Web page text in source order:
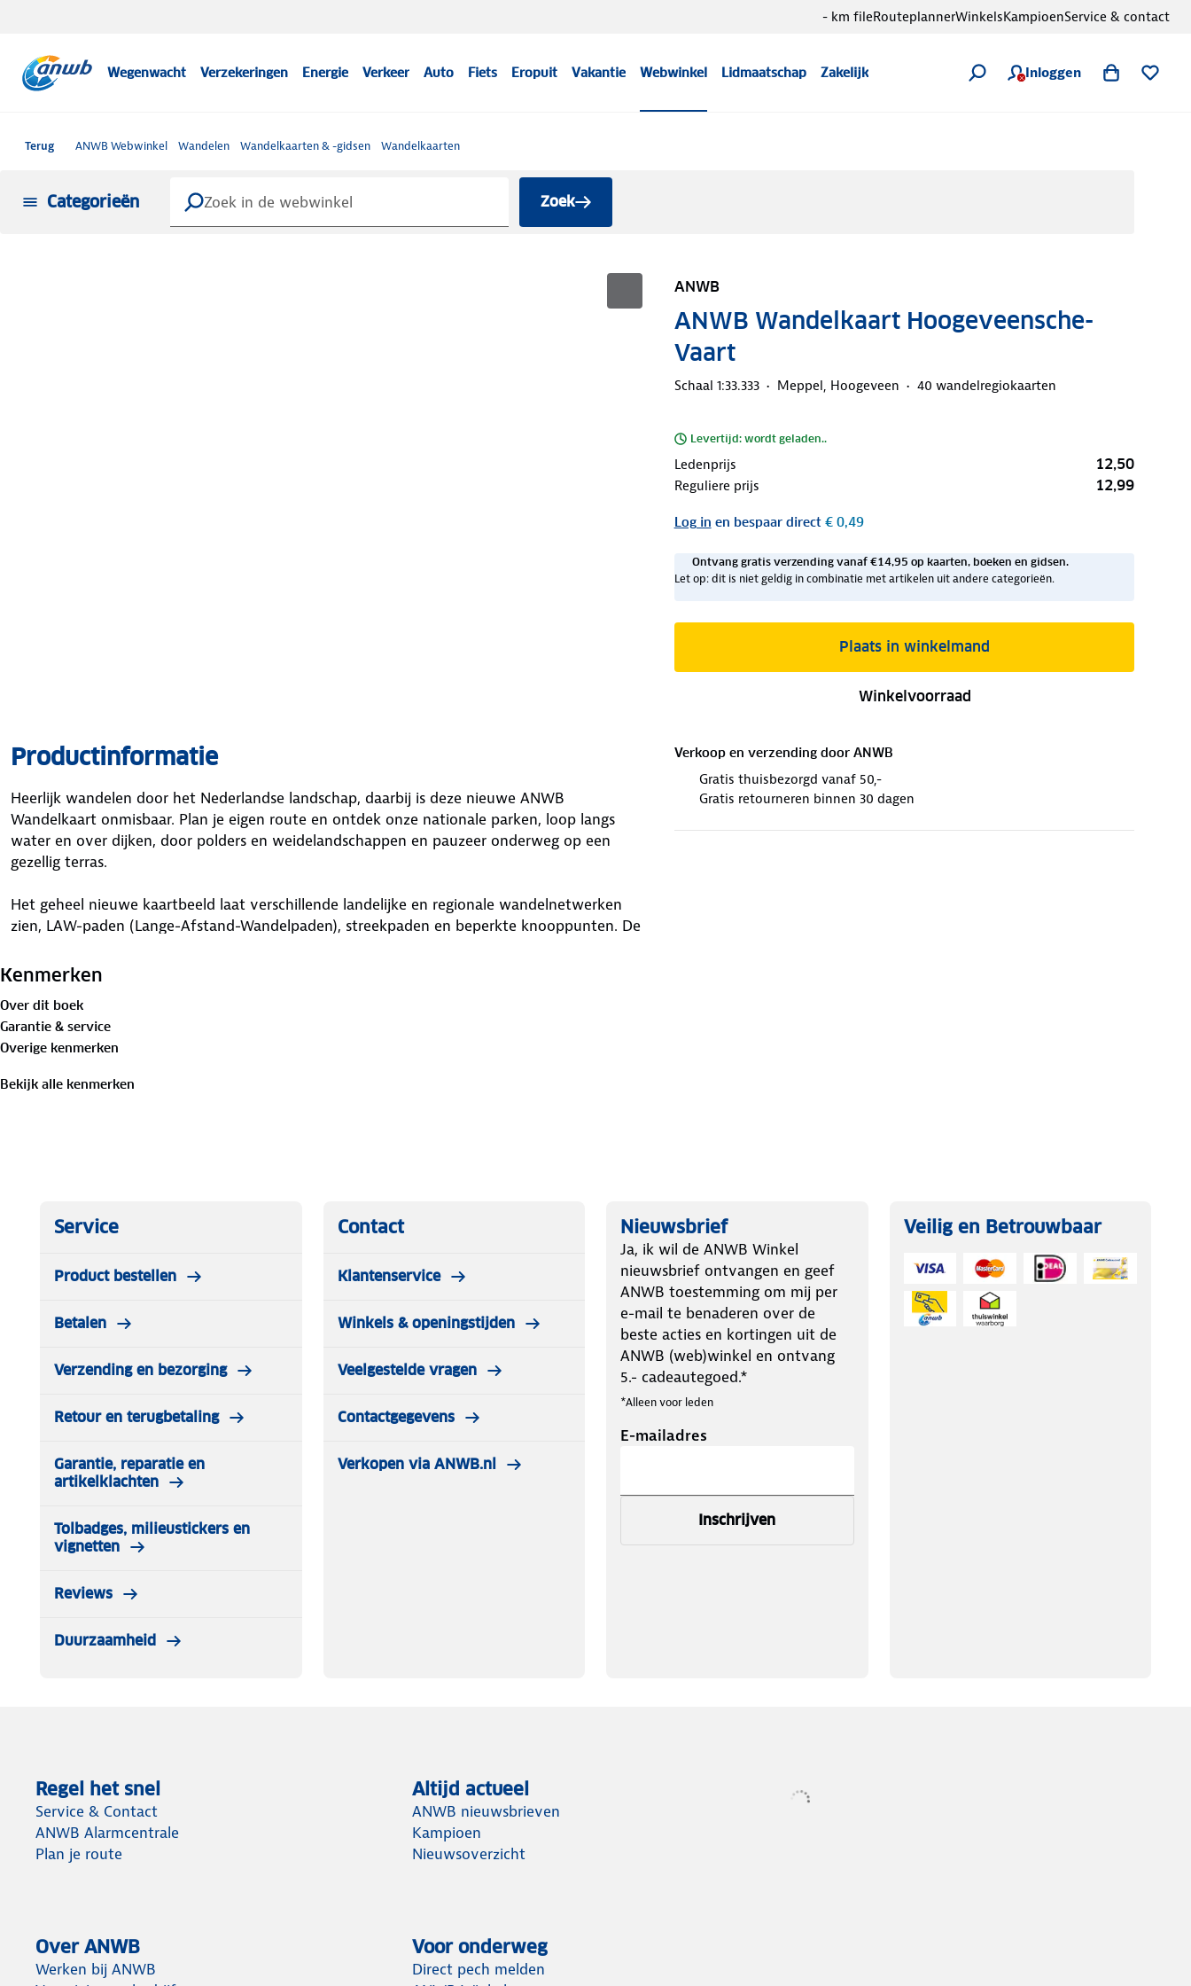
Wegenwacht Verzekeringen Energie Verkeer Auto Fiets Eropuit Vakantie Webwinkel Lidmaatschap Zakelijk Inloggen
- km fileRouteplannerWinkelsKampioenService & contact
Terug ANWB Webwinkel Wandelen Wandelkaarten & -gidsen Wandelkaarten
Categorieën Zoek
ANWB
ANWB Wandelkaart Hoogeveensche-
Vaart
Schaal 1:33.333 Meppel, Hoogeveen 40 wandelregiokaarten
Levertijd: wordt geladen..
Ledenprijs 12,50
Reguliere prijs 12,99
Log in en bespaar direct€ 0,49
Ontvang gratis verzending vanaf €14,95 op kaarten, boeken en gidsen.
Let op: dit is niet geldig in combinatie met artikelen uit andere categorieën.
Plaats in winkelmand
Winkelvoorraad
Verkoop en verzending door ANWB
Gratis thuisbezorgd vanaf 50,-
Gratis retourneren binnen 30 dagen
Productinformatie
Heerlijk wandelen door het Nederlandse landschap, daarbij is deze nieuwe ANWB
Wandelkaart onmisbaar. Plan je eigen route en ontdek onze nationale parken, loop langs
water en over dijken, door polders en weidelandschappen en pauzeer onderweg op een
gezellig terras.
Het geheel nieuwe kaartbeeld laat verschillende landelijke en regionale wandelnetwerken
zien, LAW-paden (Lange-Afstand-Wandelpaden), streekpaden en beperkte knooppunten. De
informatie. In totaal zijn er 40 wandelregiokaarten verkrijgbaar.
Kenmerken
Over dit boek
Garantie & service
Overige kenmerken
Bekijk alle kenmerken
Service
Product bestellen
Betalen
Verzending en bezorging
Retour en terugbetaling
Garantie, reparatie en
artikelklachten
Tolbadges, milieustickers en
vignetten
Reviews
Duurzaamheid
Contact
Klantenservice
Winkels & openingstijden
Veelgestelde vragen
Contactgegevens
Verkopen via ANWB.nl
Nieuwsbrief
Ja, ik wil de ANWB Winkel
nieuwsbrief ontvangen en geef
ANWB toestemming om mij per
e-mail te benaderen over de
beste acties en kortingen uit de
ANWB (web)winkel en ontvang
5.- cadeautegoed.*
*Alleen voor leden
E-mailadres
Inschrijven
Veilig en Betrouwbaar
Regel het snel
Service & Contact
ANWB Alarmcentrale
Plan je route
Altijd actueel
ANWB nieuwsbrieven
Kampioen
Nieuwsoverzicht
Over ANWB
Werken bij ANWB
Voor onderweg
Direct pech melden